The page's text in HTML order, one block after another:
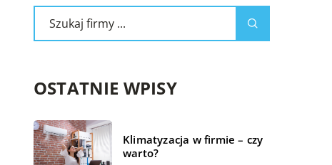
OSTATNIE WPISY
Klimatyzacja w firmie – czy
warto?